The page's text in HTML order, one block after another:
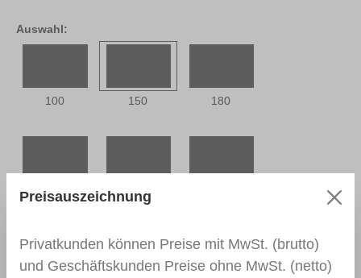
Auswahl:
100 150 180
240 280
Preisauszeichnung
Privatkunden können Preise mit MwSt. (brutto)
und Geschäftskunden Preise ohne MwSt. (netto)